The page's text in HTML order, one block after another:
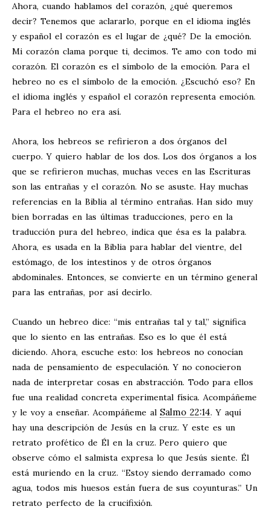
Ahora, cuando hablamos del corazón, ¿qué queremos
decir? Tenemos que aclararlo, porque en el idioma inglés
y español el corazón es el lugar de ¿qué? De la emoción.
Mi corazón clama porque ti, decimos. Te amo con todo mi
corazón. El corazón es el símbolo de la emoción. Para el
hebreo no es el símbolo de la emoción. ¿Escuchó eso? En
el idioma inglés y español el corazón representa emoción.
Para el hebreo no era así.
Ahora, los hebreos se refirieron a dos órganos del
cuerpo. Y quiero hablar de los dos. Los dos órganos a los
que se refirieron muchas, muchas veces en las Escrituras
son las entrañas y el corazón. No se asuste. Hay muchas
referencias en la Biblia al término entrañas. Han sido muy
bien borradas en las últimas traducciones, pero en la
traducción pura del hebreo, indica que ésa es la palabra.
Ahora, es usada en la Biblia para hablar del vientre, del
estómago, de los intestinos y de otros órganos
abdominales. Entonces, se convierte en un término general
para las entrañas, por así decirlo.
Cuando un hebreo dice: “mis entrañas tal y tal,” significa
que lo siento en las entrañas. Eso es lo que él está
diciendo. Ahora, escuche esto: los hebreos no conocían
nada de pensamiento de especulación. Y no conocieron
nada de interpretar cosas en abstracción. Todo para ellos
fue una realidad concreta experimental física. Acompáñeme
y le voy a enseñar. Acompáñeme al Salmo 22:14. Y aquí
hay una descripción de Jesús en la cruz. Y este es un
retrato profético de Él en la cruz. Pero quiero que
observe cómo el salmista expresa lo que Jesús siente. Él
está muriendo en la cruz. “Estoy siendo derramado como
agua, todos mis huesos están fuera de sus coyunturas.” Un
retrato perfecto de la crucifixión.